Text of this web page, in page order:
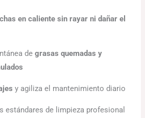
en caliente sin rayar ni dañar el
degrasas quemadas y
y agiliza el mantenimiento diario
estándares de limpieza profesional